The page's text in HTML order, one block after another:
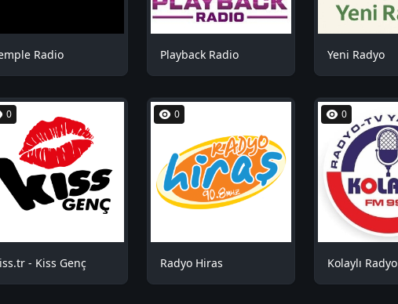
Radio Playback Radio Yeni Radyo
0
- Kiss Genç
0
Radyo Hiras
0
Kolaylı Radyo